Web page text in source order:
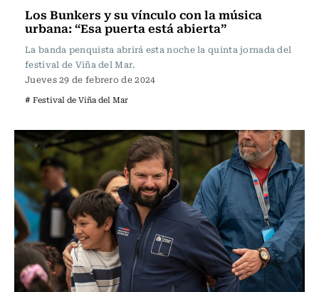
Los Bunkers y su vínculo con la música
urbana: “Esa puerta está abierta”
La banda penquista abrirá esta noche la quinta jornada del
festival de Viña del Mar.
Jueves 29 de febrero de 2024
# Festival de Viña del Mar